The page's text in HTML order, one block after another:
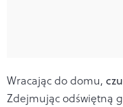
Wracając do domu,
Zdejmując odświętną